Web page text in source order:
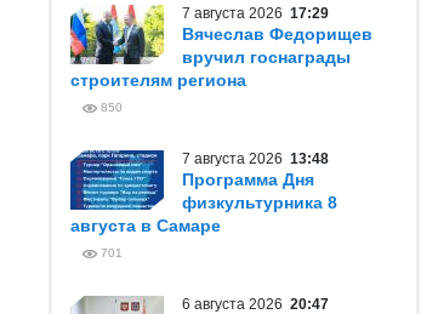
7 августа 2026 17:29
Вячеслав Федорищев
вручил госнаграды
строителям региона
850
7 августа 2026 13:48
Программа Дня
физкультурника 8
августа в Самаре
701
6 августа 2026 20:47